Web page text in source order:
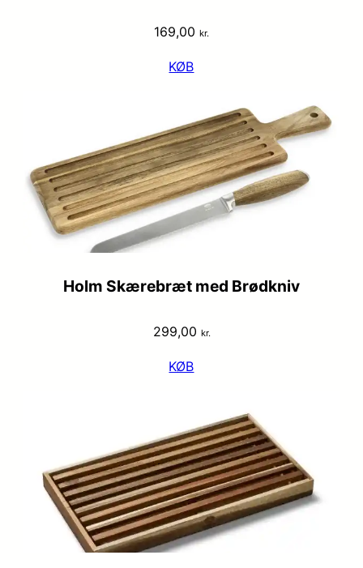
169,00 kr.
KØB
Holm Skærebræt med Brødkniv
299,00 kr.
KØB